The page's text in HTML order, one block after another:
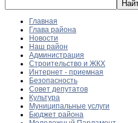
Главная
Глава района
Новости
Наш район
Администрация
Строительство и ЖКХ
Интернет - приемная
Безопасность
Совет депутатов
Культура
Муниципальные услуги
Бюджет района